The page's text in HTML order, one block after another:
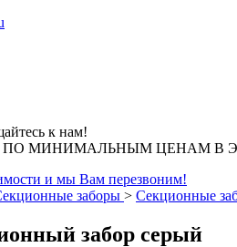
к нам!
МИНИМАЛЬНЫМ ЦЕНАМ В
и мы Вам перезвоним!
заборы > Секционные
забор серый